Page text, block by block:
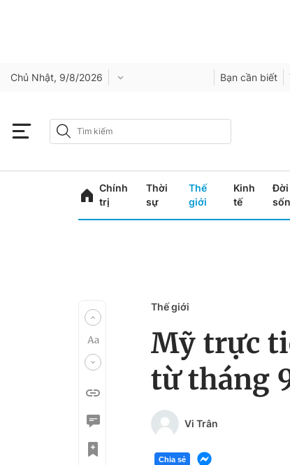
Chủ Nhật, 9/8/2026 Bạn cần biết
Chính
trị
Thời
sự
Thế
giới
Kinh
tế
Đời
Thế giới
Mỹ trực
từ tháng
Vi Trân
Chia sẻ